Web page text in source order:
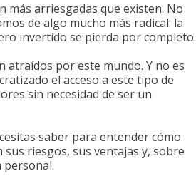
más arriesgadas que existen. No
de algo mucho más radical: la
invertido se pierda por completo.
atraídos por este mundo. Y no es
el acceso a este tipo de
sin necesidad de ser un
saber para entender cómo
riesgos, sus ventajas y, sobre
personal.